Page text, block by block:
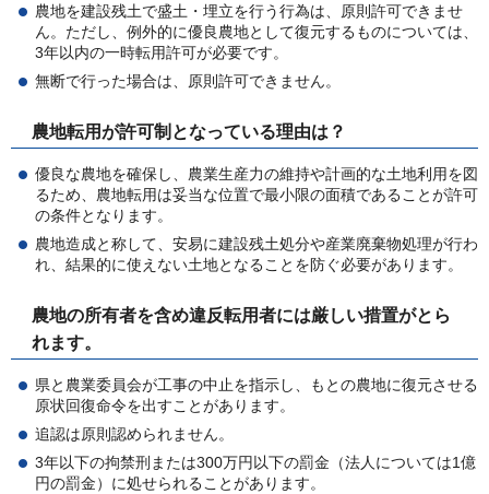
農地を建設残土で盛土・埋立を行う行為は、原則許可できませ
ん。ただし、例外的に優良農地として復元するものについては、
3年以内の一時転用許可が必要です。
無断で行った場合は、原則許可できません。
農地転用が許可制となっている理由は？
優良な農地を確保し、農業生産力の維持や計画的な土地利用を図
るため、農地転用は妥当な位置で最小限の面積であることが許可
の条件となります。
農地造成と称して、安易に建設残土処分や産業廃棄物処理が行わ
れ、結果的に使えない土地となることを防ぐ必要があります。
農地の所有者を含め違反転用者には厳しい措置がとら
れます。
県と農業委員会が工事の中止を指示し、もとの農地に復元させる
原状回復命令を出すことがあります。
追認は原則認められません。
3年以下の拘禁刑または300万円以下の罰金（法人については1億
円の罰金）に処せられることがあります。